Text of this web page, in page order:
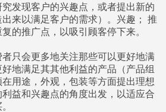
发现客户的兴趣点，或者提出新的
来以满足客户的需求）。兴趣； 推
的推广点，以吸引顾客停下来。
只会更多地关注那些可以更好地满
地满足其其他利益的产品（产品组
用途，外观，包装等方面提出理想
益和兴趣点的角度出发，以适应合